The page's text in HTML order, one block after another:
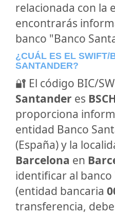
relacionada con la
encontrarás
banco "Banco
¿CUÁL ES EL SWIFT/
SANTANDER?
🔐 El código BIC/
Santander es
proporciona
entidad Banco
(España) y la
Barcelona en
identificar al
(entidad bancaria
transferencia,